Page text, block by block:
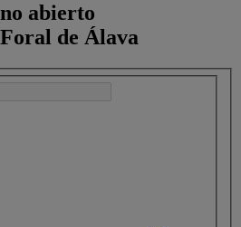
abierto
de Álava